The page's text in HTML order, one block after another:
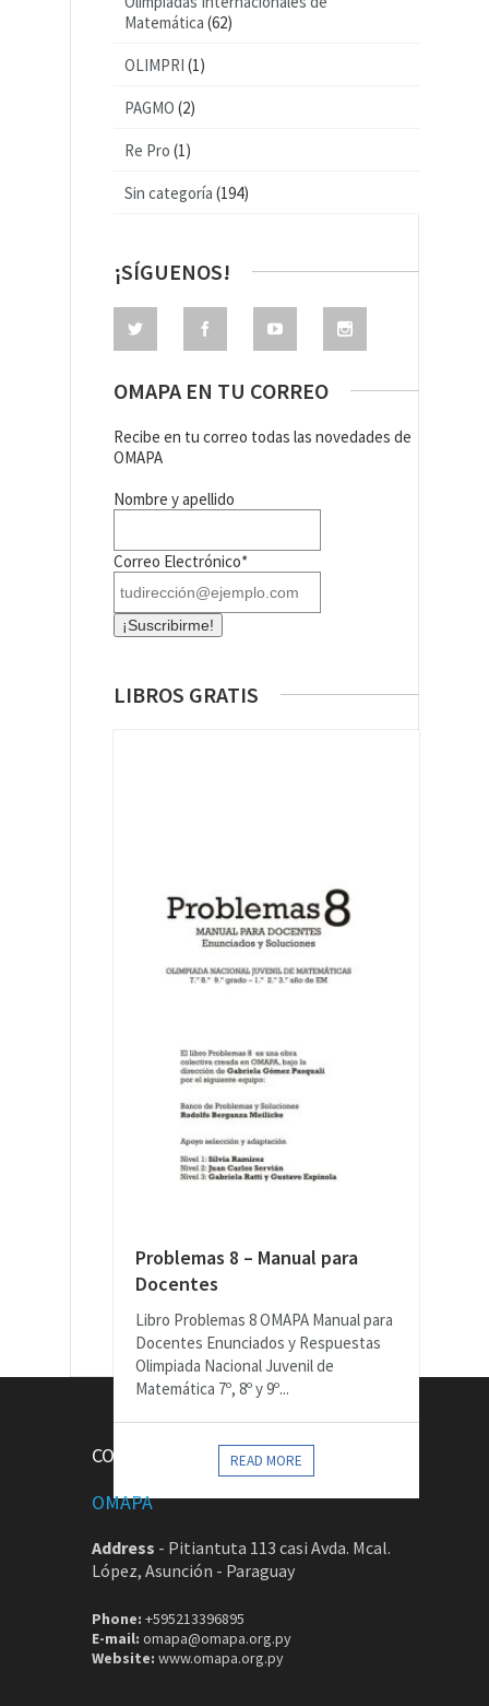
Matemática (62)
OLIMPRI (1)
PAGMO (2)
Re Pro (1)
Sin categoría (194)
¡SÍGUENOS!
OMAPA EN TU CORREO
Recibe en tu correo todas las novedades de
OMAPA
Nombre y apellido
Correo Electrónico*
LIBROS GRATIS
Problemas 8 – Manual para
Docentes
Libro Problemas 8 OMAPA Manual para
Docentes Enunciados y Respuestas
Olimpiada Nacional Juvenil de
Matemática 7º, 8º y 9º...
READ MORE
CONTACTOS
OMAPA
Address - Pitiantuta 113 casi Avda. Mcal.
López, Asunción - Paraguay
Phone: +595213396895
E-mail: omapa@omapa.org.py
Website: www.omapa.org.py